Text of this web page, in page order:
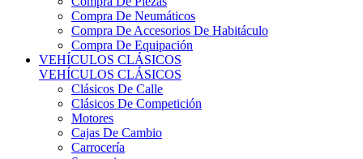
Compra De Accesorios De Habitáculo
Compra De Equipación
VEHÍCULOS CLÁSICOS
VEHÍCULOS CLÁSICOS
Clásicos De Calle
Clásicos De Competición
Motores
Cajas De Cambio
Carrocería
Suspensiones
Habitáculo